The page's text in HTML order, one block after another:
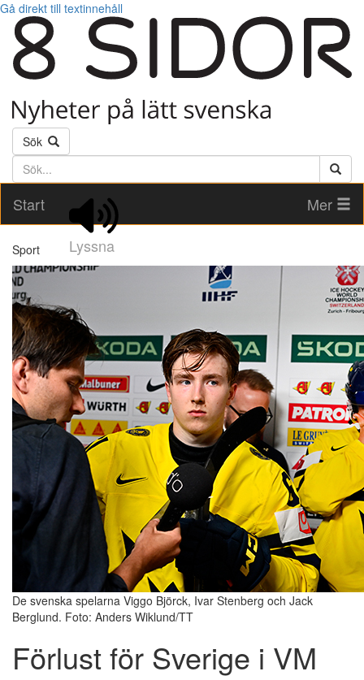
Gå direkt till textinnehåll
Sök
Söktext
Start
Lyssna
Mer
Sport
De svenska spelarna Viggo Björck, Ivar Stenberg och Jack
Berglund. Foto: Anders Wiklund/TT
Förlust för Sverige i VM